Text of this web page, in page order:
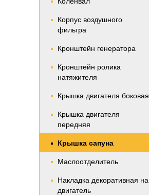
Корпус воздушного
фильтра
Кронштейн генератора
Кронштейн ролика
натяжителя
Крышка двигателя боковая
Крышка двигателя
передняя
Крышка сапуна
Маслоотделитель
Накладка декоративная на
двигатель